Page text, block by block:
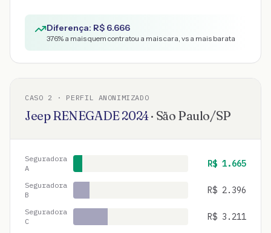
Diferença: R$ 6.666
376% a mais quem contratou a mais cara, vs a mais barata
CASO 2 · PERFIL ANONIMIZADO
JeepRENEGADE2024· São Paulo/SP
Seguradora
A
R$ 1.665
Seguradora
B
R$ 2.396
Seguradora
C
R$ 3.211